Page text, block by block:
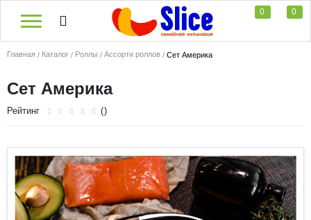
0 0
Главная Каталог Роллы Ассорти роллов Сет Америка
Сет Америка
Рейтинг ()